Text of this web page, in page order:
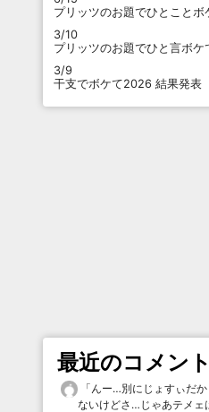
プリッツのお題でひとことボ
3/10
プリッツのお題でひと言ボケ
3/9
干支でボケて2026 結果発表
最近のコメント
「 んー…別にじょすぃだ
ないけどさ…じゃあテメェ